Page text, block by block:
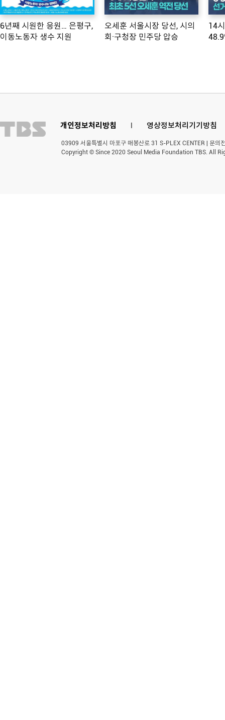
6년째 시원한 응원… 은평구,
이동노동자 생수 지원
오세훈 서울시장 당선, 시의
회·구청장 민주당 압승
14
개인정보처리방침 l 영상정보처리기기방침
03909 서울특별시 마포구 매봉산로 31 S-PLEX CENTER | 문
Copyright © Since 2020 Seoul Media Foundation TBS. All